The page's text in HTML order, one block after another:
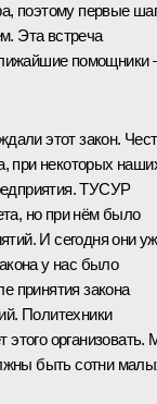
поэтому первые
Эта встреча
помощники
этот закон.
при некоторых
ТУСУР
но при нём было
И сегодня они
у нас было
принятия закона
Политехники
этого организовать.
быть сотни